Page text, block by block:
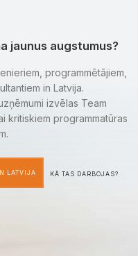
jaunus augstumus?
programmētājiem,
in Latvija.
izvēlas Team
kritiskiem programmatūras
LATVIJA KĀ TAS DARBOJAS?